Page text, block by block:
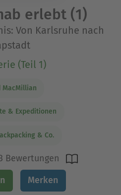
erlebt (1)
Von Karlsruhe nach
(Teil 1)
MacMillian
& Expeditionen
& Co.
Bewertungen
Merken